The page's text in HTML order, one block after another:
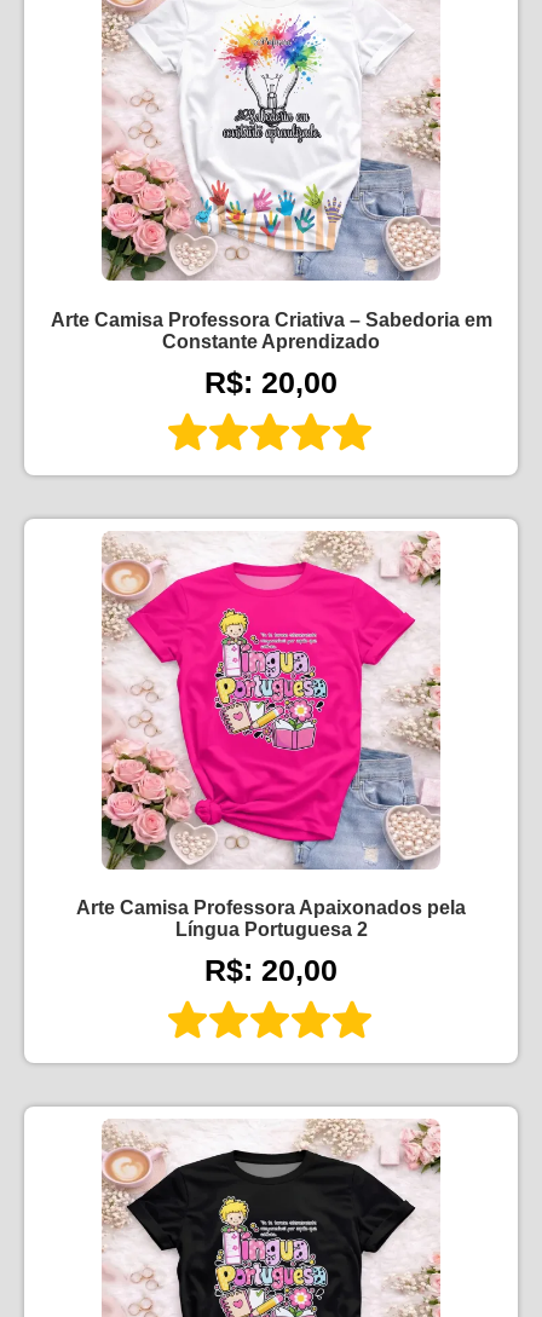
Arte Camisa Professora Criativa – Sabedoria em
Constante Aprendizado
R$: 20,00
Arte Camisa Professora Apaixonados pela
Língua Portuguesa 2
R$: 20,00